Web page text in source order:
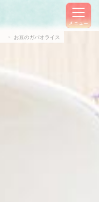
メニュー
お豆のガパオライス